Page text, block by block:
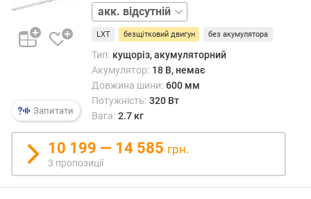
г
х
д
ш
е
и
Запитати
акк.
1
шт.
LXT безщітковий двигун без акумулятора
Тип: кущоріз, акумуляторний
Акумулятор: 18 В, немає
Довжина шини: 600 мм
Потужність: 320 Вт
Вага: 2.7 кг
10 199 — 14 585 грн.
3 пропозиції